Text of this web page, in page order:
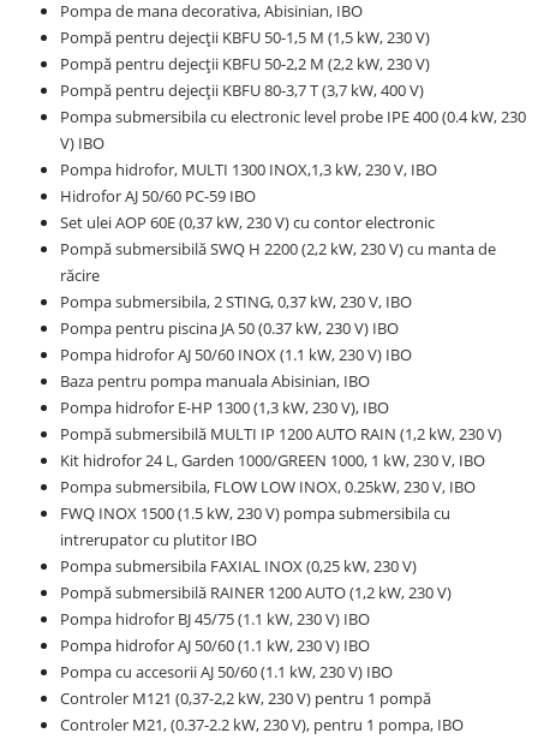
Pompa de mana decorativa, Abisinian, IBO
Pompă pentru dejecții KBFU 50-1,5 M (1,5 kW, 230 V)
Pompă pentru dejecții KBFU 50-2,2 M (2,2 kW, 230 V)
Pompă pentru dejecții KBFU 80-3,7 T (3,7 kW, 400 V)
Pompa submersibila cu electronic level probe IPE 400 (0.4 kW, 230
V) IBO
Pompa hidrofor, MULTI 1300 INOX,1,3 kW, 230 V, IBO
Hidrofor AJ 50/60 PC-59 IBO
Set ulei AOP 60E (0,37 kW, 230 V) cu contor electronic
Pompă submersibilă SWQ H 2200 (2,2 kW, 230 V) cu manta de
răcire
Pompa submersibila, 2 STING, 0,37 kW, 230 V, IBO
Pompa pentru piscina JA 50 (0.37 kW, 230 V) IBO
Pompa hidrofor AJ 50/60 INOX (1.1 kW, 230 V) IBO
Baza pentru pompa manuala Abisinian, IBO
Pompa hidrofor E-HP 1300 (1,3 kW, 230 V), IBO
Pompă submersibilă MULTI IP 1200 AUTO RAIN (1,2 kW, 230 V)
Kit hidrofor 24 L, Garden 1000/GREEN 1000, 1 kW, 230 V, IBO
Pompa submersibila, FLOW LOW INOX, 0.25kW, 230 V, IBO
FWQ INOX 1500 (1.5 kW, 230 V) pompa submersibila cu
intrerupator cu plutitor IBO
Pompa submersibila FAXIAL INOX (0,25 kW, 230 V)
Pompă submersibilă RAINER 1200 AUTO (1,2 kW, 230 V)
Pompa hidrofor BJ 45/75 (1.1 kW, 230 V) IBO
Pompa hidrofor AJ 50/60 (1.1 kW, 230 V) IBO
Pompa cu accesorii AJ 50/60 (1.1 kW, 230 V) IBO
Controler M121 (0,37-2,2 kW, 230 V) pentru 1 pompă
Controler M21, (0.37-2.2 kW, 230 V), pentru 1 pompa, IBO